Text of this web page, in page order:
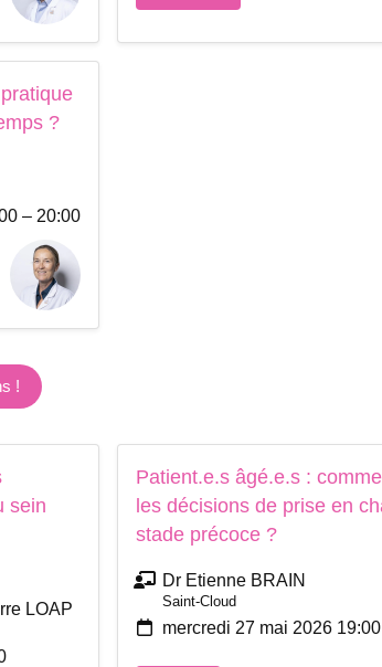
?
– 20:00
!
sein
LOAP
Patient.e.s âgé.e.s :
les décisions de prise en
stade précoce ?
Dr Etienne BRAIN
Saint-Cloud
mercredi 27 mai 2026